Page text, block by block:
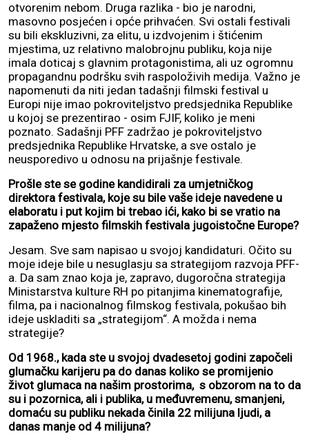
otvorenim nebom. Druga razlika - bio je narodni,
masovno posjećen i opće prihvaćen. Svi ostali festivali
su bili ekskluzivni, za elitu, u izdvojenim i štićenim
mjestima, uz relativno malobrojnu publiku, koja nije
imala doticaj s glavnim protagonistima, ali uz ogromnu
propagandnu podršku svih raspoloživih medija. Važno je
napomenuti da niti jedan tadašnji filmski festival u
Europi nije imao pokroviteljstvo predsjednika Republike
u kojoj se prezentirao - osim FJIF, koliko je meni
poznato. Sadašnji PFF zadržao je pokroviteljstvo
predsjednika Republike Hrvatske, a sve ostalo je
neusporedivo u odnosu na prijašnje festivale.
Prošle ste se godine kandidirali za umjetničkog
direktora festivala, koje su bile vaše ideje navedene u
elaboratu i put kojim bi trebao ići, kako bi se vratio na
zapaženo mjesto filmskih festivala jugoistočne Europe?
Jesam. Sve sam napisao u svojoj kandidaturi. Očito su
moje ideje bile u nesuglasju sa strategijom razvoja PFF-
a. Da sam znao koja je, zapravo, dugoročna strategija
Ministarstva kulture RH po pitanjima kinematografije,
filma, pa i nacionalnog filmskog festivala, pokušao bih
ideje uskladiti sa „strategijom“. A možda i nema
strategije?
Od 1968., kada ste u svojoj dvadesetoj godini započeli
glumačku karijeru pa do danas koliko se promijenio
život glumaca na našim prostorima, s obzorom na to da
su i pozornica, ali i publika, u međuvremenu, smanjeni,
domaću su publiku nekada činila 22 milijuna ljudi, a
danas manje od 4 milijuna?